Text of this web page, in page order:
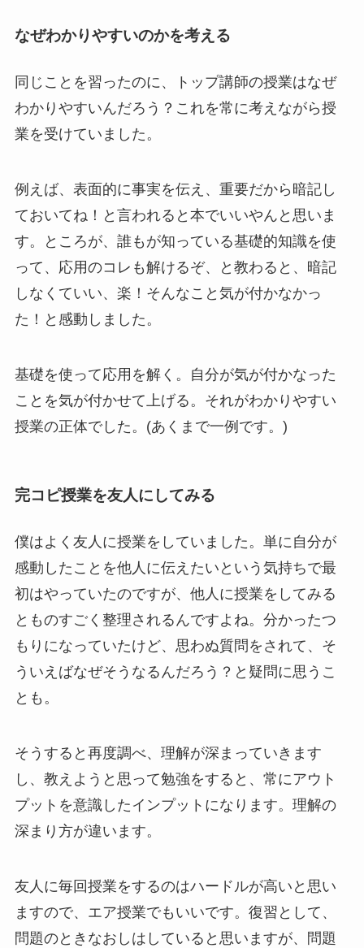
なぜわかりやすいのかを考える
同じことを習ったのに、トップ講師の授業はなぜ
わかりやすいんだろう？これを常に考えながら授
業を受けていました。
例えば、表面的に事実を伝え、重要だから暗記し
ておいてね！と言われると本でいいやんと思いま
す。ところが、誰もが知っている基礎的知識を使
って、応用のコレも解けるぞ、と教わると、暗記
しなくていい、楽！そんなこと気が付かなかっ
た！と感動しました。
基礎を使って応用を解く。自分が気が付かなった
ことを気が付かせて上げる。それがわかりやすい
授業の正体でした。(あくまで一例です。)
完コピ授業を友人にしてみる
僕はよく友人に授業をしていました。単に自分が
感動したことを他人に伝えたいという気持ちで最
初はやっていたのですが、他人に授業をしてみる
とものすごく整理されるんですよね。分かったつ
もりになっていたけど、思わぬ質問をされて、そ
ういえばなぜそうなるんだろう？と疑問に思うこ
とも。
そうすると再度調べ、理解が深まっていきます
し、教えようと思って勉強をすると、常にアウト
プットを意識したインプットになります。理解の
深まり方が違います。
友人に毎回授業をするのはハードルが高いと思い
ますので、エア授業でもいいです。復習として、
問題のときなおしはしていると思いますが、問題